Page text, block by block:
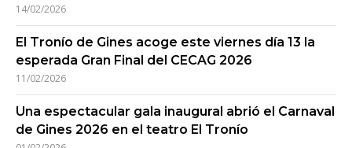
14/02/2026
El Tronío de Gines acoge este viernes día 13 la
esperada Gran Final del CECAG 2026
11/02/2026
Una espectacular gala inaugural abrió el Carnaval
de Gines 2026 en el teatro El Tronío